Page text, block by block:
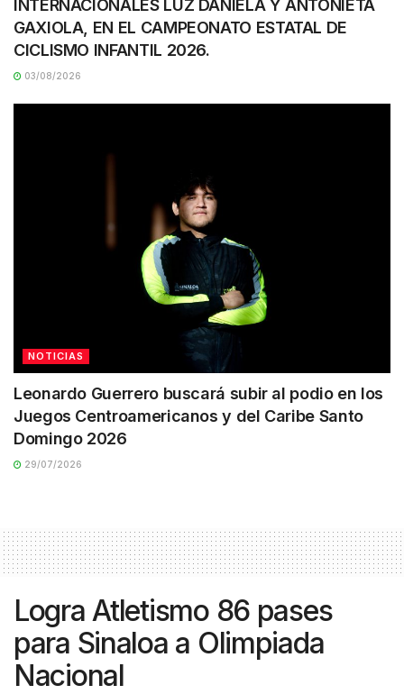
INTERNACIONALES LUZ DANIELA Y ANTONIETA
GAXIOLA, EN EL CAMPEONATO ESTATAL DE
CICLISMO INFANTIL 2026.
03/08/2026
NOTICIAS
Leonardo Guerrero buscará subir al podio en los
Juegos Centroamericanos y del Caribe Santo
Domingo 2026
29/07/2026
Logra Atletismo 86 pases
para Sinaloa a Olimpiada
Nacional